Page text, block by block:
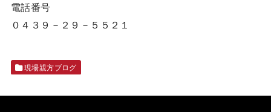
電話番号
０４３９－２９－５５２１
現場親方ブログ